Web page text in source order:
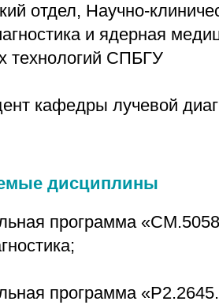
отдел, Научно-
и ядерная
технологий СПБГУ
кафедры лучевой
дисциплины
программа
программа